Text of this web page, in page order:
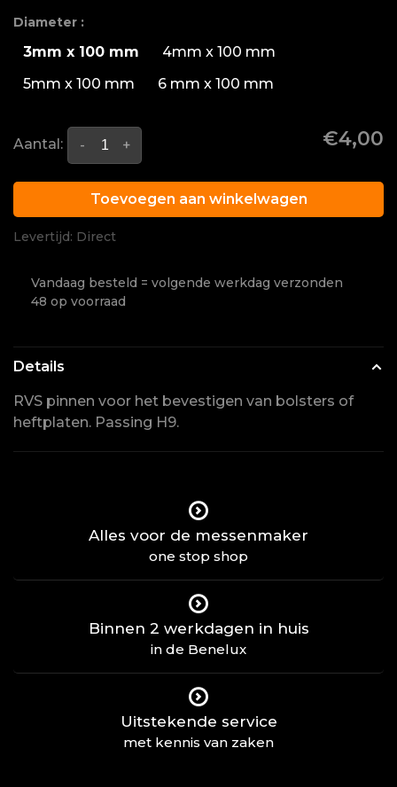
Diameter :
3mm x 100 mm
4mm x 100 mm
5mm x 100 mm
6 mm x 100 mm
Aantal: +
- €4,00
Toevoegen aan winkelwagen
Levertijd: Direct
Vandaag besteld = volgende werkdag verzonden
48 op voorraad
Details
RVS pinnen voor het bevestigen van bolsters of
heftplaten. Passing H9.
Alles voor de messenmaker
one stop shop
Binnen 2 werkdagen in huis
in de Benelux
Uitstekende service
met kennis van zaken